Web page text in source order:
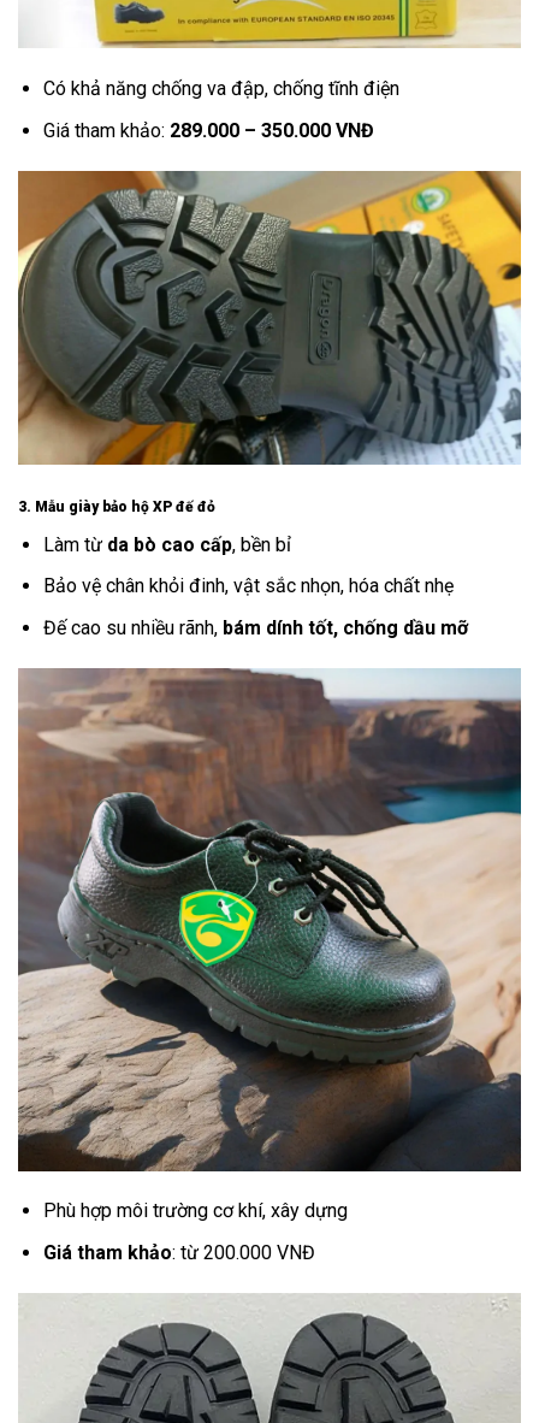
Có khả năng chống va đập, chống tĩnh điện
Giá tham khảo: 289.000 – 350.000 VNĐ
3. Mẫu giày bảo hộ XP đế đỏ
Làm từ da bò cao cấp, bền bỉ
Bảo vệ chân khỏi đinh, vật sắc nhọn, hóa chất nhẹ
Đế cao su nhiều rãnh, bám dính tốt, chống dầu mỡ
Phù hợp môi trường cơ khí, xây dựng
Giá tham khảo: từ 200.000 VNĐ